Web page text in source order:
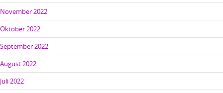
November 2022
Oktober 2022
September 2022
August 2022
Juli 2022